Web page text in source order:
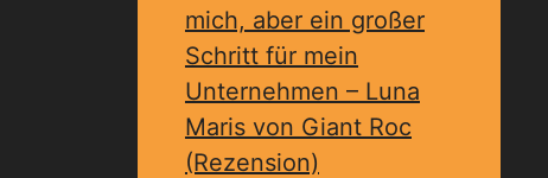
mich, aber ein großer
Schritt für mein
Unternehmen – Luna
Maris von Giant Roc
(Rezension)